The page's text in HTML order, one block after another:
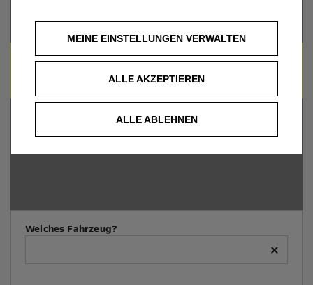
UM DIESE GOOGLE MAPS-KARTE ANZUZEIGEN,
MARKETING/WERBUNG RELEVANTEN-COOKIES.
Welches Fahrzeug?
×
MEINE EINSTELLUNGEN VERWALTEN
ALLE AKZEPTIEREN
ALLE ABLEHNEN